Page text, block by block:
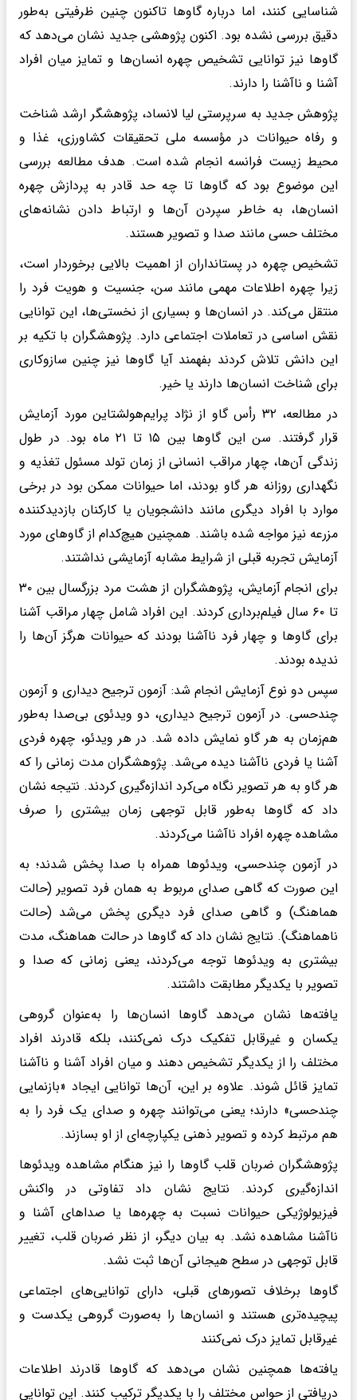
شناسایی کنند، اما درباره گاوها تاکنون چنین ظرفیتی به‌طور
دقیق بررسی نشده بود. اکنون پژوهشی جدید نشان می‌دهد که
گاوها نیز توانایی تشخیص چهره انسان‌ها و تمایز میان افراد
آشنا و ناآشنا را دارند.
پژوهش جدید به سرپرستی لیا لانساد، پژوهشگر ارشد شناخت
و رفاه حیوانات در مؤسسه ملی تحقیقات کشاورزی، غذا و
محیط زیست فرانسه انجام شده است. هدف مطالعه بررسی
این موضوع بود که گاوها تا چه حد قادر به پردازش چهره
انسان‌ها، به خاطر سپردن آن‌ها و ارتباط دادن نشانه‌های
مختلف حسی مانند صدا و تصویر هستند.
تشخیص چهره در پستانداران از اهمیت بالایی برخوردار است،
زیرا چهره اطلاعات مهمی مانند سن، جنسیت و هویت فرد را
منتقل می‌کند. در انسان‌ها و بسیاری از نخستی‌ها، این توانایی
نقش اساسی در تعاملات اجتماعی دارد. پژوهشگران با تکیه بر
این دانش تلاش کردند بفهمند آیا گاوها نیز چنین سازوکاری
برای شناخت انسان‌ها دارند یا خیر.
در مطالعه، ۳۲ رأس گاو از نژاد پرایم‌هولشتاین مورد آزمایش
قرار گرفتند. سن این گاوها بین ۱۵ تا ۲۱ ماه بود. در طول
زندگی آن‌ها، چهار مراقب انسانی از زمان تولد مسئول تغذیه و
نگهداری روزانه هر گاو بودند، اما حیوانات ممکن بود در برخی
موارد با افراد دیگری مانند دانشجویان یا کارکنان بازدیدکننده
مزرعه نیز مواجه شده باشند. همچنین هیچ‌کدام از گاوهای مورد
آزمایش تجربه قبلی از شرایط مشابه آزمایشی نداشتند.
برای انجام آزمایش، پژوهشگران از هشت مرد بزرگسال بین ۳۰
تا ۶۰ سال فیلم‌برداری کردند. این افراد شامل چهار مراقب آشنا
برای گاوها و چهار فرد ناآشنا بودند که حیوانات هرگز آن‌ها را
ندیده بودند.
سپس دو نوع آزمایش انجام شد: آزمون ترجیح دیداری و آزمون
چندحسی. در آزمون ترجیح دیداری، دو ویدئوی بی‌صدا به‌طور
هم‌زمان به هر گاو نمایش داده شد. در هر ویدئو، چهره فردی
آشنا یا فردی ناآشنا دیده می‌شد. پژوهشگران مدت زمانی را که
هر گاو به هر تصویر نگاه می‌کرد اندازه‌گیری کردند. نتیجه نشان
داد که گاوها به‌طور قابل توجهی زمان بیشتری را صرف
مشاهده چهره افراد ناآشنا می‌کردند.
در آزمون چندحسی، ویدئوها همراه با صدا پخش شدند؛ به
این صورت که گاهی صدای مربوط به همان فرد تصویر (حالت
هماهنگ) و گاهی صدای فرد دیگری پخش می‌شد (حالت
ناهماهنگ). نتایج نشان داد که گاوها در حالت هماهنگ، مدت
بیشتری به ویدئوها توجه می‌کردند، یعنی زمانی که صدا و
تصویر با یکدیگر مطابقت داشتند.
یافته‌ها نشان می‌دهد گاوها انسان‌ها را به‌عنوان گروهی
یکسان و غیرقابل تفکیک درک نمی‌کنند، بلکه قادرند افراد
مختلف را از یکدیگر تشخیص دهند و میان افراد آشنا و ناآشنا
تمایز قائل شوند. علاوه بر این، آن‌ها توانایی ایجاد «بازنمایی
چندحسی» دارند؛ یعنی می‌توانند چهره و صدای یک فرد را به
هم مرتبط کرده و تصویر ذهنی یکپارچه‌ای از او بسازند.
پژوهشگران ضربان قلب گاوها را نیز هنگام مشاهده ویدئوها
اندازه‌گیری کردند. نتایج نشان داد تفاوتی در واکنش
فیزیولوژیکی حیوانات نسبت به چهره‌ها یا صداهای آشنا و
ناآشنا مشاهده نشد. به بیان دیگر، از نظر ضربان قلب، تغییر
قابل توجهی در سطح هیجانی آن‌ها ثبت نشد.
گاوها برخلاف تصورهای قبلی، دارای توانایی‌های اجتماعی
پیچیده‌تری هستند و انسان‌ها را به‌صورت گروهی یکدست و
غیرقابل تمایز درک نمی‌کنند
یافته‌ها همچنین نشان می‌دهد که گاوها قادرند اطلاعات
دریافتی از حواس مختلف را با یکدیگر ترکیب کنند. این توانایی